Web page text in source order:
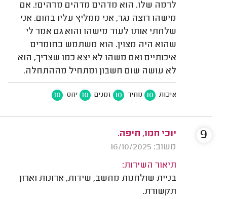
לרמה שלו. הוא מדהים מדהים מדהים!. אם
מישהו רוצה נגר, אני ממליץ עליו בחום. אני
שלחתי אותו לעוד מישהו והוא גם אמר לי
שהוא היה מצוין. הוא משתמש בחומרים
איכותיים ואם משהו לא יצא כמו שצריך, הוא
לא עושה שום חשבון ומתחיל מההתחלה.
איכות 10 מחיר 10 זמנים 10 יחס 10
יוכי חמו, חיפה.
משוב: 16/10/2025
תיאור השירות:
בניית שולחנות מחשב, שידות, ארונות וארון
תקשורת.
9